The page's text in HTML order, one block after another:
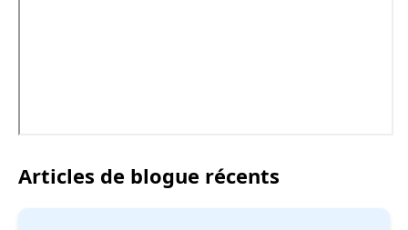
Articles de blogue récents